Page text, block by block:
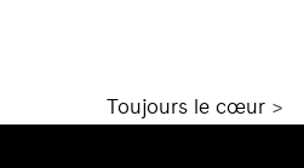
Toujours le cœur >